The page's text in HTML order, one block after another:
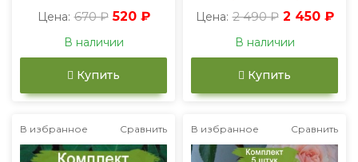
Цена: 670 ₽ 520 ₽
В наличии
Купить
Цена: 2 490 ₽ 2 450 ₽
В наличии
Купить
В избранное Сравнить В избранное Сравнить